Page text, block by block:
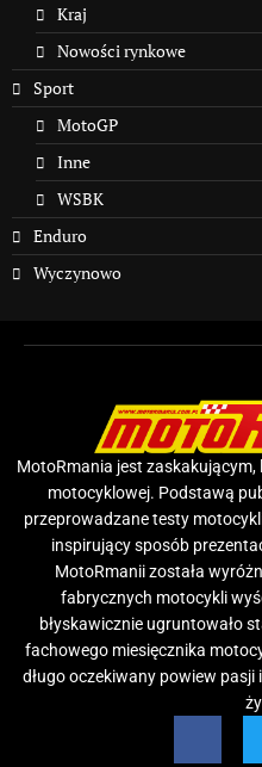
Kraj
Nowości rynkowe
Sport
MotoGP
Inne
WSBK
Enduro
Wyczynowo
MotoRmania jest zaskakującym,
motocyklowej. Podstawą
przeprowadzane testy
inspirujący sposób
MotoRmanii została
fabrycznych motocykli
błyskawicznie ugruntowało
fachowego miesięcznika
długo oczekiwany powiew